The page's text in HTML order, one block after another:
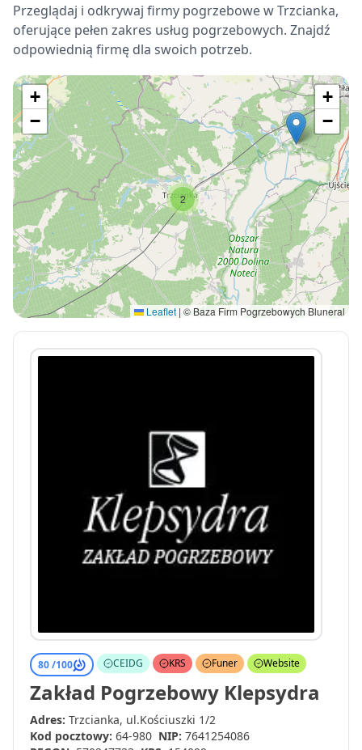
Przeglądaj i odkrywaj firmy pogrzebowe w Trzcianka,
oferujące pełen zakres usług pogrzebowych. Znajdź
odpowiednią firmę dla swoich potrzeb.
2
+
−
+
−
Leaflet | © Baza Firm Pogrzebowych Bluneral
80 /100 CEIDG KRS Funer Website
Zakład Pogrzebowy Klepsydra
Adres: Trzcianka, ul.Kościuszki 1/2
Kod pocztowy: 64-980 NIP: 7641254086